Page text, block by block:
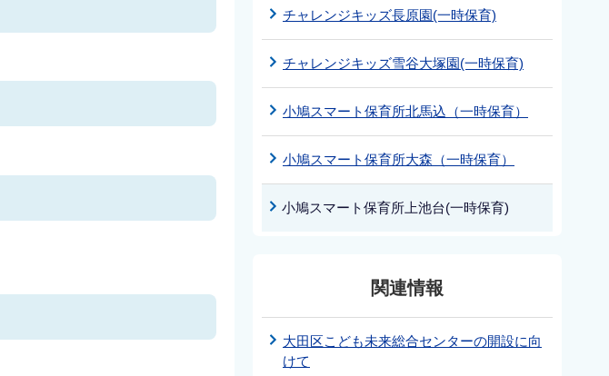
チャレンジキッズ長原園(一時保育)
チャレンジキッズ雪谷大塚園(一時保育)
小鳩スマート保育所北馬込（一時保育）
小鳩スマート保育所大森（一時保育）
小鳩スマート保育所上池台(一時保育)
関連情報
大田区こども未来総合センターの開設に向
けて